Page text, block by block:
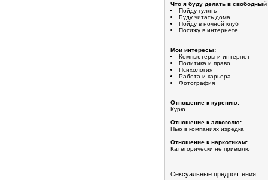
Что я буду делать в свободный
Пойду гулять
Буду читать дома
Пойду в ночной клуб
Посижу в интернете
Мои интересы:
Компьютеры и интернет
Политика и право
Психология
Работа и карьера
Фотография
Отношение к курению:
Курю
Отношение к алкоголю:
Пью в компаниях изредка
Отношение к наркотикам:
Категорически не приемлю
Сексуальные предпочтения